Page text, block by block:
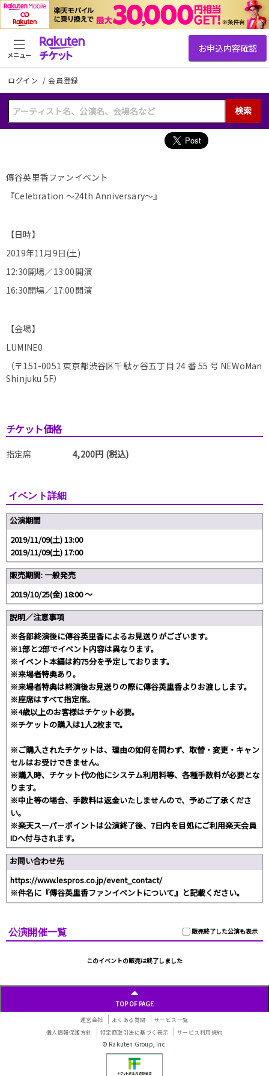
ログイン /会員登録
検索
メニュー
傳谷英里香ファンイベント
『Celebration 〜24th Anniversary〜』
【日時】
2019年11月9日(土)
12:30開場／13:00開演
16:30開場／17:00開演
【会場】
LUMINE0
（〒151-0051 東京都渋谷区千駄ヶ谷五丁目 24 番 55 号 NEWoMan
Shinjuku 5F）
チケット価格
指定席 4,200円 (税込)
イベント詳細
公演期間
2019/11/09(土) 13:00
2019/11/09(土) 17:00
販売期間: 一般発売
2019/10/25(金) 18:00 〜
説明／注意事項
※各部終演後に傳谷英里香によるお見送りがございます。
※1部と2部でイベント内容は異なります。
※イベント本編は約75分を予定しております。
※来場者特典あり。
※来場者特典は終演後お見送りの際に傳谷英里香よりお渡しします。
※座席はすべて指定席。
※4歳以上のお客様はチケット必要。
※チケットの購入は1人2枚まで。
※ご購入されたチケットは、理由の如何を問わず、取替・変更・キャン
セルはお受けできません。
※購入時、チケット代の他にシステム利用料等、各種手数料が必要とな
ります。
※中止等の場合、手数料は返金いたしませんので、予めご了承くださ
い。
※楽天スーパーポイントは公演終了後、7日内を目処にご利用楽天会員
IDへ付与されます。
お問い合わせ先
https://www.lespros.co.jp/event_contact/
※件名に『傳谷英里香ファンイベントについて』と記載ください。
販売終了した公演も表示
公演開催一覧
このイベントの販売は終了しました
TOP OF PAGE
運営会社 よくある質問
サービス一覧
個人情報保護方針
特定商取引法に基づく表示 サービス利用規約
© Rakuten Group, Inc.